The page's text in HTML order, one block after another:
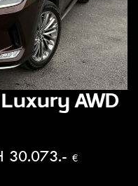
AWD
30.073.- €